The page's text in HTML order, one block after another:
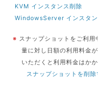
KVM インスタンス削除
WindowsServer インスタ
※ スナップショットをご利
量に対し日額の利用料金
いただくと利用料金はかか
スナップショットを削除